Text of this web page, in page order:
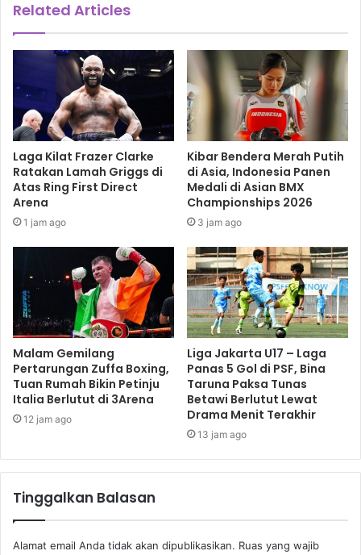
2 dengan 4-3-2, diikuti Papua 1-0-2.
ADITYO RESTU PUTRO
LONCAT INDAH PON
NAURA RAHMADIJA PON Papua 2021
SEPATU RODA PON
Related Articles
Laga Kilat Frazer Clarke
Ratakan Lamah Griggs di
Atas Ring First Direct
Arena
1 jam ago
Kibar Bendera Merah Putih
di Asia, Indonesia Panen
Medali di Asian BMX
Championships 2026
3 jam ago
Malam Gemilang
Pertarungan Zuffa Boxing,
Tuan Rumah Bikin Petinju
Italia Berlutut di 3Arena
12 jam ago
Liga Jakarta U17 – Laga
Panas 5 Gol di PSF, Bina
Taruna Paksa Tunas
Betawi Berlutut Lewat
Drama Menit Terakhir
13 jam ago
Tinggalkan Balasan
Alamat email Anda tidak akan dipublikasikan. Ruas yang wajib